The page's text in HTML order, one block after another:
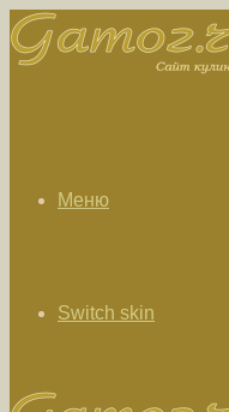
Меню
Switch skin